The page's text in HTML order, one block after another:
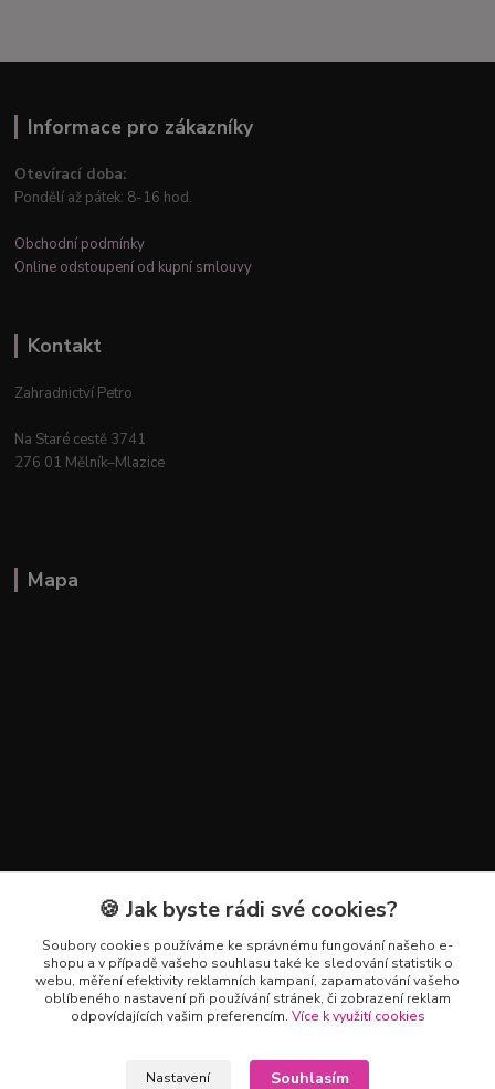
Informace pro zákazníky
Otevírací doba:
Pondělí až pátek: 8-16 hod.
Obchodní podmínky
Online odstoupení od kupní smlouvy
Kontakt
Zahradnictví Petro
Na Staré cestě 3741
276 01 Mělník–Mlazice
Mapa
Kontakty
+420 602 223 614
info@zahradnictvipetro.cz
🍪 Jak byste rádi své cookies?
Soubory cookies používáme ke správnému fungování našeho e-
shopu a v případě vašeho souhlasu také ke sledování statistik o
webu, měření efektivity reklamních kampaní, zapamatování vašeho
oblíbeného nastavení při používání stránek, či zobrazení reklam
odpovídajících vašim preferencím. Více k využití cookies
Nastavení Souhlasím